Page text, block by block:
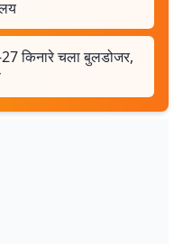
किनारे चला बुलडोजर,